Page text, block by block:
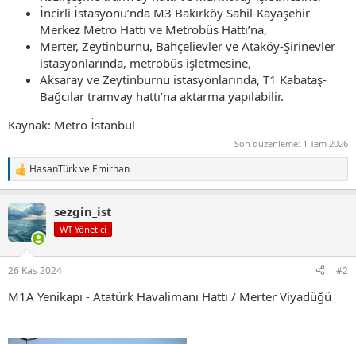
İncirli İstasyonu’nda M3 Bakırköy Sahil-Kayaşehir
Merkez Metro Hattı ve Metrobüs Hattı’na,
Merter, Zeytinburnu, Bahçelievler ve Ataköy-Şirinevler
istasyonlarında, metrobüs işletmesine,
Aksaray ve Zeytinburnu istasyonlarında, T1 Kabataş-
Bağcılar tramvay hattı’na aktarma yapılabilir.
Kaynak: Metro İstanbul
Son düzenleme: 1 Tem 2026
T
e
k
i
l
:
HasanTürkve Emirhan
sezgin_ist
WT Yönetici
26 Kas 2024 #2
M1A Yenikapı - Atatürk Havalimanı Hattı / Merter Viyadüğü